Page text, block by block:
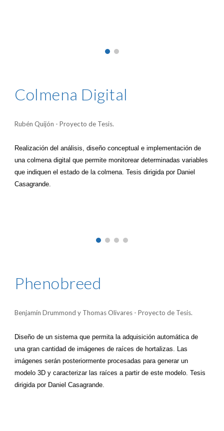
Colmena Digital
Rubén Quijón - Proyecto de Tesis.
Realización del análisis, diseño conceptual e implementación de
una colmena digital que permite monitorear determinadas variables
que indiquen el estado de la colmena. Tesis dirigida por Daniel
Casagrande.
Phenobreed
Benjamín Drummond y Thomas Olivares - Proyecto de Tesis.
Diseño de un sistema que permita la adquisición automática de
una gran cantidad de imágenes de raíces de hortalizas. Las
imágenes serán posteriormente procesadas para generar un
modelo 3D y caracterizar las raíces a partir de este modelo. Tesis
dirigida por Daniel Casagrande.